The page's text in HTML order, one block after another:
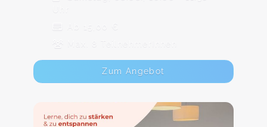
Ab 15,00 €
Max. 8 TeilnehmerInnen
Zum Angebot